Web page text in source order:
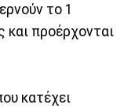
το 1
και προέρχονται
κατέχει